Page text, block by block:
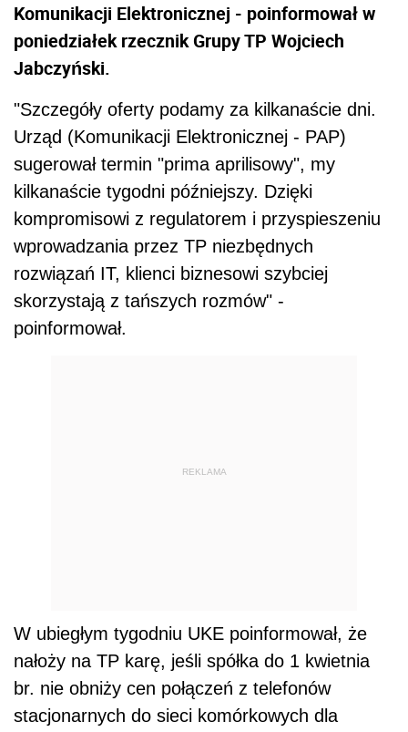
Komunikacji Elektronicznej - poinformował w
poniedziałek rzecznik Grupy TP Wojciech
Jabczyński.
"Szczegóły oferty podamy za kilkanaście dni.
Urząd (Komunikacji Elektronicznej - PAP)
sugerował termin "prima aprilisowy", my
kilkanaście tygodni późniejszy. Dzięki
kompromisowi z regulatorem i przyspieszeniu
wprowadzania przez TP niezbędnych
rozwiązań IT, klienci biznesowi szybciej
skorzystają z tańszych rozmów" -
poinformował.
REKLAMA
W ubiegłym tygodniu UKE poinformował, że
nałoży na TP karę, jeśli spółka do 1 kwietnia
br. nie obniży cen połączeń z telefonów
stacjonarnych do sieci komórkowych dla